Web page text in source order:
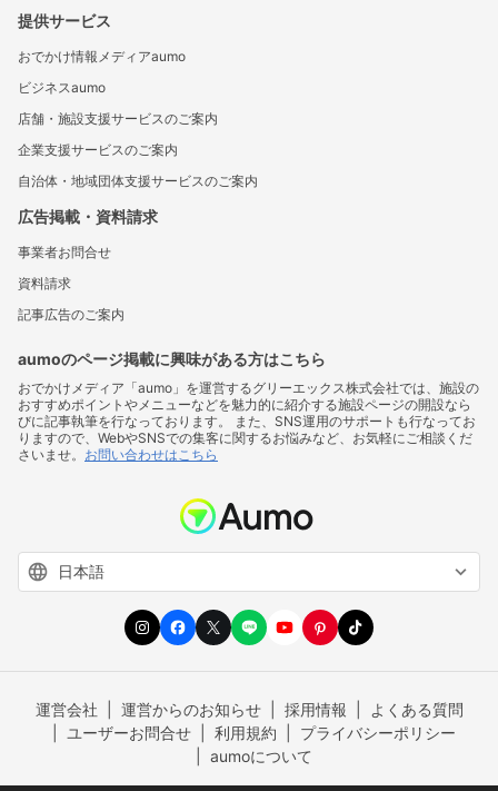
提供サービス
おでかけ情報メディアaumo
ビジネスaumo
店舗・施設支援サービスのご案内
企業支援サービスのご案内
自治体・地域団体支援サービスのご案内
広告掲載・資料請求
事業者お問合せ
資料請求
記事広告のご案内
aumoのページ掲載に興味がある方はこちら
おでかけメディア「aumo」を運営するグリーエックス株式会社では、施設の
おすすめポイントやメニューなどを魅力的に紹介する施設ページの開設なら
びに記事執筆を行なっております。 また、SNS運用のサポートも行なってお
りますので、WebやSNSでの集客に関するお悩みなど、お気軽にご相談くだ
さいませ。 お問い合わせはこちら
運営会社 運営からのお知らせ 採用情報
よくある質問
ユーザーお問合せ
利用規約
プライバシーポリシー
aumoについて